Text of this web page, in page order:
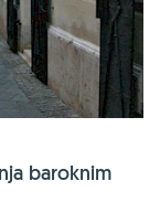
baroknim